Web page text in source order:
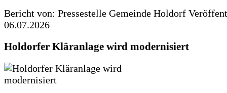
Bericht von: Pressestelle Gemeinde Holdorf
06.07.2026
Holdorfer Kläranlage wird modernisiert